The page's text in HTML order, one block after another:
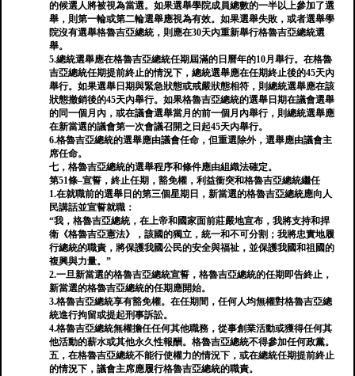
的候選人將被視為當選。如果選舉學院成員總數的一半以上參加了選
舉，則第一輪或第二輪選舉應視為有效。如果選舉失敗，或者選舉學
院沒有選舉格魯吉亞總統，則應在30天內重新舉行格魯吉亞總統選
舉。
5.總統選舉應在格魯吉亞總統任期屆滿的日曆年的10月舉行。在格魯
吉亞總統任期提前終止的情況下，總統選舉應在任期終止後的45天內
舉行。如果選舉日期與緊急狀態或戒嚴狀態相符，則總統選舉應在該
狀態撤銷後的45天內舉行。如果格魯吉亞總統的選舉日期在議會選舉
的同一個月內，或在議會選舉當月的前一個月內舉行，則總統選舉應
在新當選的議會第一次會議召開之日起45天內舉行。
6.格魯吉亞總統的選舉應由議會任命，但重選除外，選舉應由議會主
席任命。
七，格魯吉亞總統的選舉程序和條件應由組織法確定。
第51條–宣誓，終止任期，豁免權，利益衝突和格魯吉亞總統繼任
1.在就職前的選舉日的第三個星期日，新當選的格魯吉亞總統應向人
民講話並宣誓就職：
“我，格魯吉亞總統，在上帝和國家面前莊嚴地宣布，我將支持和捍
衛《格魯吉亞憲法》，該國的獨立，統一和不可分割；我將忠實地履
行總統的職責，將保護我國公民的安全與福祉，並保護我國和祖國的
複興與力量。”
2.一旦新當選的格魯吉亞總統宣誓，格魯吉亞總統的任期即告終止，
新當選的格魯吉亞總統的任期應開始。
3.格魯吉亞總統享有豁免權。在任期間，任何人均無權對格魯吉亞總
統進行拘留或提起刑事訴訟。
4.格魯吉亞總統無權擔任任何其他職務，從事創業活動或獲得任何其
他活動的薪水或其他永久性報酬。格魯吉亞總統不得參加任何政黨。
五，在格魯吉亞總統不能行使權力的情況下，或在總統任期提前終止
的情況下，議會主席應履行格魯吉亞總統的職責。